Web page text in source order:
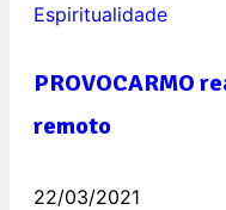
Espiritualidade
PROVOCARMO
remoto
22/03/2021